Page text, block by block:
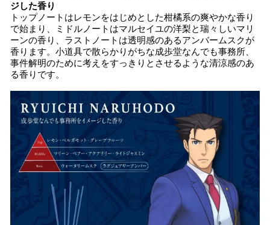
ジした香り
トップノートはレモンをはじめとした柑橘系の爽やかな香り
で始まり、ミドルノートはマルセイユの洋梨と瑞々しいマリ
ーンの香り、ラストノートは透明感のあるアンバームスクが
香ります。小道具で散らかりがちな成歩堂なんでも事務所、
事件解明のために考えをすっきりとさせるような清涼感のあ
る香りです。